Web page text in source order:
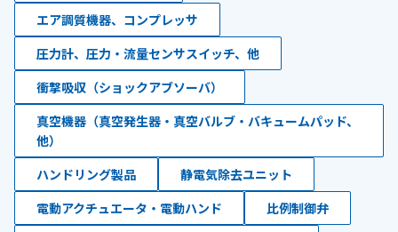
エア調質機器、コンプレッサ
圧力計、圧力・流量センサスイッチ、他
衝撃吸収（ショックアブソーバ）
真空機器（真空発生器・真空バルブ・バキュームパッド、
他）
ハンドリング製品
静電気除去ユニット
電動アクチュエータ・電動ハンド
比例制御弁